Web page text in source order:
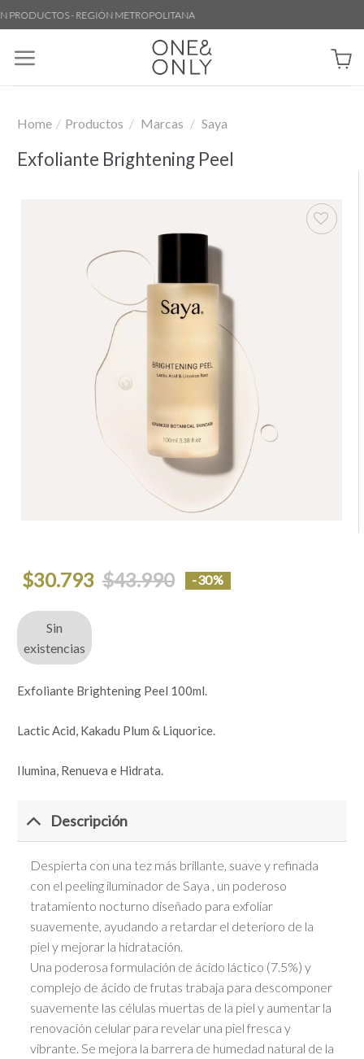
Skip
to
content
- REGIÓN METROPOLITANA
Home / Productos / Marcas / Saya
Exfoliante Brightening Peel
$43.990
El
precio
era:
$43.990.
$30.793
El
precio
es:
$30.793.
-30%
Sin
existencias
Exfoliante Brightening Peel 100ml.
Lactic Acid, Kakadu Plum & Liquorice.
Ilumina, Renueva e Hidrata.
Descripción
Despierta con una tez más brillante, suave y refinada
con el peeling iluminador de Saya , un poderoso
tratamiento nocturno diseñado para exfoliar
suavemente, ayudando a retardar el deterioro de la
piel y mejorar la hidratación.
Una poderosa formulación de ácido láctico (7.5%) y
complejo de ácido de frutas trabaja para descomponer
suavemente las células muertas de la piel y aumentar la
renovación celular para revelar una piel fresca y
vibrante. Se mejora la barrera de humedad natural de la